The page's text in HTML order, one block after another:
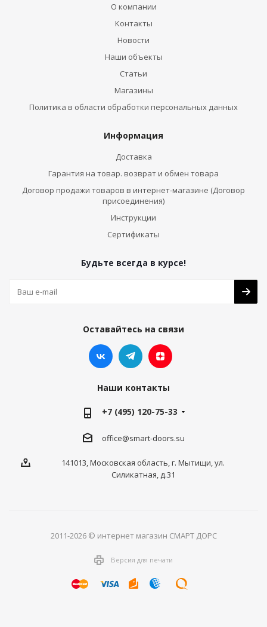
О компании
Контакты
Новости
Наши объекты
Статьи
Магазины
Политика в области обработки персональных данных
Информация
Доставка
Гарантия на товар. возврат и обмен товара
Договор продажи товаров в интернет-магазине (Договор
присоединения)
Инструкции
Сертификаты
Будьте всегда в курсе!
Оставайтесь на связи
Наши контакты
+7 (495) 120-75-33
office@smart-doors.su
141013, Московская область, г. Мытищи, ул.
Силикатная, д.31
2011-2026 © интернет магазин СМАРТ ДОРС
Версия для печати